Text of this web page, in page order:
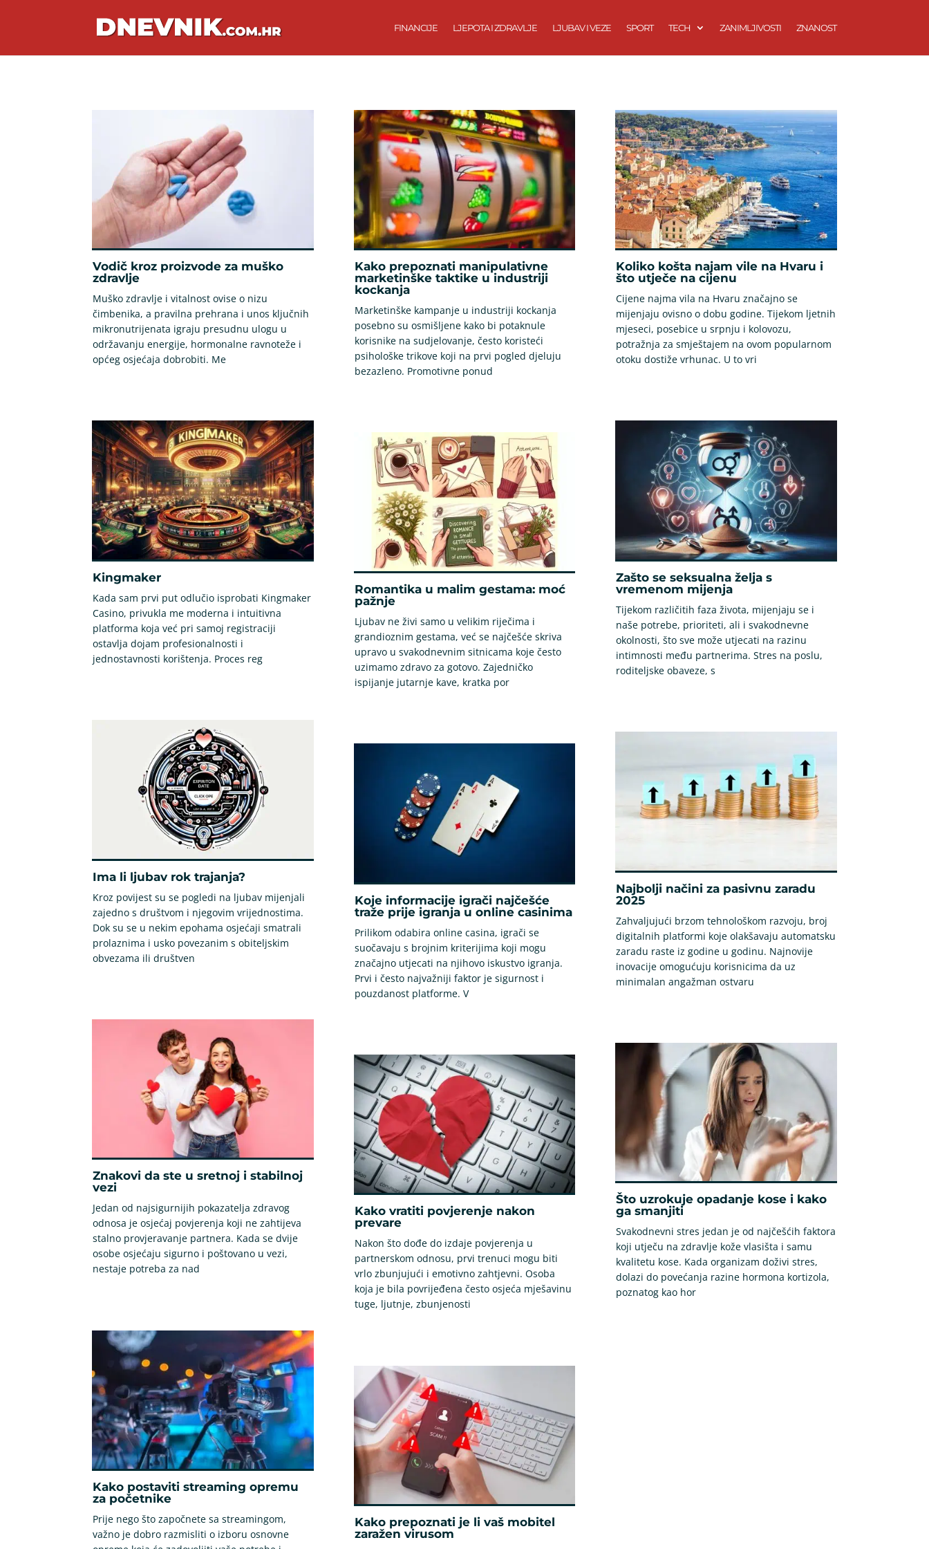
FINANCIJE LJEPOTA I ZDRAVLJE LJUBAV I VEZE SPORT TECH ZANIMLJIVOSTI ZNANOST
Vodič kroz proizvode za muško
zdravlje
Muško zdravlje i vitalnost ovise o nizu
čimbenika, a pravilna prehrana i unos ključnih
mikronutrijenata igraju presudnu ulogu u
održavanju energije, hormonalne ravnoteže i
općeg osjećaja dobrobiti. Me
Kingmaker
Kada sam prvi put odlučio isprobati Kingmaker
Casino, privukla me moderna i intuitivna
platforma koja već pri samoj registraciji
ostavlja dojam profesionalnosti i
jednostavnosti korištenja. Proces reg
Ima li ljubav rok trajanja?
Kroz povijest su se pogledi na ljubav mijenjali
zajedno s društvom i njegovim vrijednostima.
Dok su se u nekim epohama osjećaji smatrali
prolaznima i usko povezanim s obiteljskim
obvezama ili društven
Znakovi da ste u sretnoj i stabilnoj
vezi
Jedan od najsigurnijih pokazatelja zdravog
odnosa je osjećaj povjerenja koji ne zahtijeva
stalno provjeravanje partnera. Kada se dvije
osobe osjećaju sigurno i poštovano u vezi,
nestaje potreba za nad
Kako postaviti streaming opremu
za početnike
Prije nego što započnete sa streamingom,
važno je dobro razmisliti o izboru osnovne
Kako prepoznati manipulativne
marketinške taktike u industriji
kockanja
Marketinške kampanje u industriji kockanja
posebno su osmišljene kako bi potaknule
korisnike na sudjelovanje, često koristeći
psihološke trikove koji na prvi pogled djeluju
bezazleno. Promotivne ponud
Romantika u malim gestama: moć
pažnje
Ljubav ne živi samo u velikim riječima i
grandioznim gestama, već se najčešće skriva
upravo u svakodnevnim sitnicama koje često
uzimamo zdravo za gotovo. Zajedničko
ispijanje jutarnje kave, kratka por
Koje informacije igrači najčešće
traže prije igranja u online casinima
Prilikom odabira online casina, igrači se
suočavaju s brojnim kriterijima koji mogu
značajno utjecati na njihovo iskustvo igranja.
Prvi i često najvažniji faktor je sigurnost i
pouzdanost platforme. V
Kako vratiti povjerenje nakon
prevare
Nakon što dođe do izdaje povjerenja u
partnerskom odnosu, prvi trenuci mogu biti
vrlo zbunjujući i emotivno zahtjevni. Osoba
koja je bila povrijeđena često osjeća mješavinu
tuge, ljutnje, zbunjenosti
Kako prepoznati je li vaš mobitel
zaražen virusom
Koliko košta najam vile na Hvaru i
što utječe na cijenu
Cijene najma vila na Hvaru značajno se
mijenjaju ovisno o dobu godine. Tijekom ljetnih
mjeseci, posebice u srpnju i kolovozu,
potražnja za smještajem na ovom popularnom
otoku dostiže vrhunac. U to vri
Zašto se seksualna želja s
vremenom mijenja
Tijekom različitih faza života, mijenjaju se i
naše potrebe, prioriteti, ali i svakodnevne
okolnosti, što sve može utjecati na razinu
intimnosti među partnerima. Stres na poslu,
roditeljske obaveze, s
Najbolji načini za pasivnu zaradu
2025
Zahvaljujući brzom tehnološkom razvoju, broj
digitalnih platformi koje olakšavaju automatsku
zaradu raste iz godine u godinu. Najnovije
inovacije omogućuju korisnicima da uz
minimalan angažman ostvaru
Što uzrokuje opadanje kose i kako
ga smanjiti
Svakodnevni stres jedan je od najčešćih faktora
koji utječu na zdravlje kože vlasišta i samu
kvalitetu kose. Kada organizam doživi stres,
dolazi do povećanja razine hormona kortizola,
poznatog kao hor